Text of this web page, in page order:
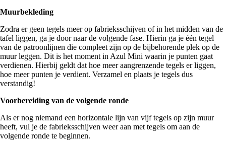
Muurbekleding
Zodra er geen tegels meer op fabrieksschijven of in het midden van de
tafel liggen, ga je door naar de volgende fase. Hierin ga je één tegel
van de patroonlijnen die compleet zijn op de bijbehorende plek op de
muur leggen. Dit is het moment in Azul Mini waarin je punten gaat
verdienen. Hierbij geldt dat hoe meer aangrenzende tegels er liggen,
hoe meer punten je verdient. Verzamel en plaats je tegels dus
verstandig!
Voorbereiding van de volgende ronde
Als er nog niemand een horizontale lijn van vijf tegels op zijn muur
heeft, vul je de fabrieksschijven weer aan met tegels om aan de
volgende ronde te beginnen.